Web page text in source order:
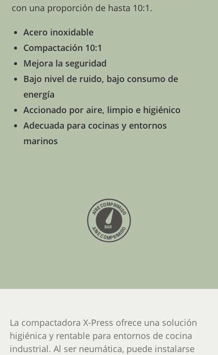
con una proporción de hasta 10:1.
Acero inoxidable
Compactación 10:1
Mejora la seguridad
Bajo nivel de ruido, bajo consumo de
energía
Accionado por aire, limpio e higiénico
Adecuada para cocinas y entornos
marinos
La compactadora X-Press ofrece una solución
higiénica y rentable para entornos de cocina
industrial. Al ser neumática, puede instalarse